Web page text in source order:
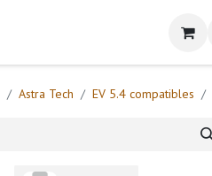
Astra Tech EV 5.4 compatibles